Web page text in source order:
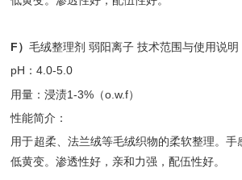
F）毛绒整理剂 弱阳离子 技术范围与使用说明
pH：4.0-5.0
用量：浸渍1-3%（o.w.f）
性能简介：
用于超柔、法兰绒等毛绒织物的柔软整理。手
低黄变。渗透性好，亲和力强，配伍性好。